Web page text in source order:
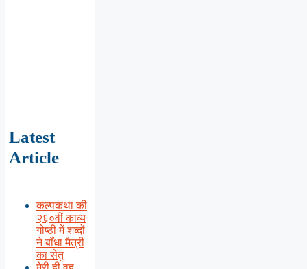
Latest
Article
कल्पकथा की
२६०वीं काव्य
गोष्ठी में शब्दों
ने बाँधा मैत्री
का सेतु